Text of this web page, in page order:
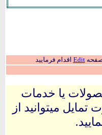
صفحهEdit اقدام فرمایید
یا خدمات
میتوانید از